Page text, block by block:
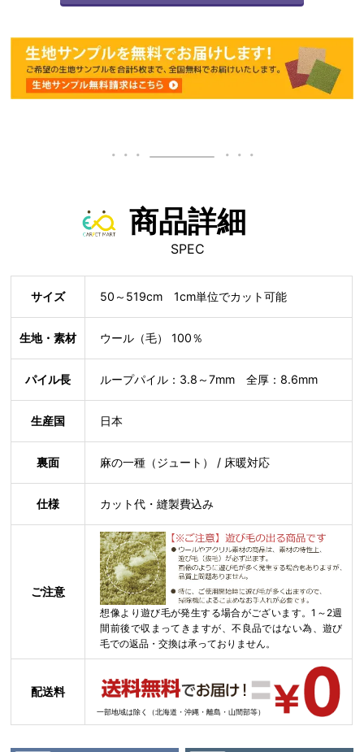
商品詳細
SPEC
サイズ 50～519cm 1cm単位でカット可能
生地・素材 ウール（毛） 100％
パイル長 ループパイル：3.8～7mm 全厚：8.6mm
生産国 日本
裏面 麻の一種（ジュート） / 床暖対応
仕様 カット代・縫製費込み
ご注意
想像より遊び毛が発生する場合がございます。1～2週
間前後で収まってきますが、不良品ではない為、遊び
毛での返品・交換は承っておりません。
配送料
一部地域は除く（北海道・沖縄・離島・山間部等）